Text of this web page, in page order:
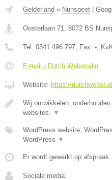
Gelderland » Nunspeet
Oosterlaan 71 8072 BS
Tel: 0341 496 797 , Fax: - ,
E-mail › Dutch Webstudio
Website: https://
Wij ontwikkelen,
websites.
▼
WordPress website,
WordPress ▼
Er wordt gewerkt op afspraak.
Sociale media: